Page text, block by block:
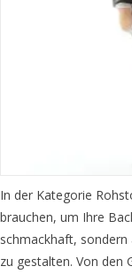
In der Kategorie
brauchen, um Ihre
schmackhaft,
zu gestalten. Von den